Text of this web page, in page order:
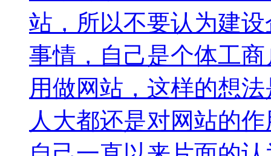
站，所以不要认为建
事情，自己是个体工
用做网站，这样的想
人大都还是对网站的